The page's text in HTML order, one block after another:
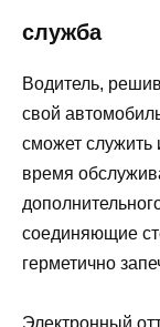
служба
Водитель,
свой
сможет служить
время
соединяющие
герметично